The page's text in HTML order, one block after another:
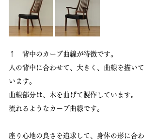
↑　背中のカーブ曲線が特徴です。
人の背中に合わせて、大きく、曲線を描いて
います。
曲線部分は、木を曲げて製作しています。
流れるようなカーブ曲線です。
座り心地の良さを追求して、身体の形に合わ